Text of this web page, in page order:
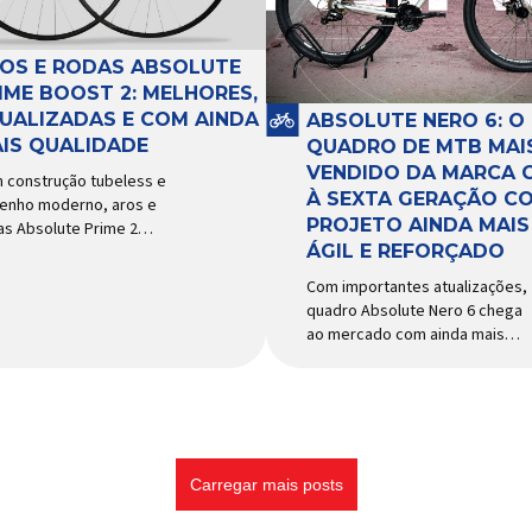
e permitir os
necessários
a condução, o pivô […]
e acessórios para ciclismo
mais reconhecida no Brasil.
Importada e distribuída […]
E RODAS ABSOLUTE
BOOST 2: MELHORES,
E COM AINDA
QUALIDADE
construção tubeless e
moderno, aros e
Absolute Prime 2
ABSOLUTE NERO 6: O
QUADRO DE MTB
VENDIDO DA MARCA
À SEXTA GERAÇÃO
PROJETO AINDA MAIS
ÁGIL E REFORÇADO
Com importantes atualizações,
quadro Absolute Nero 6 chega
ao mercado com ainda mais
bicicletas brasileiro chega em
nova versão: o
Carregar mais posts